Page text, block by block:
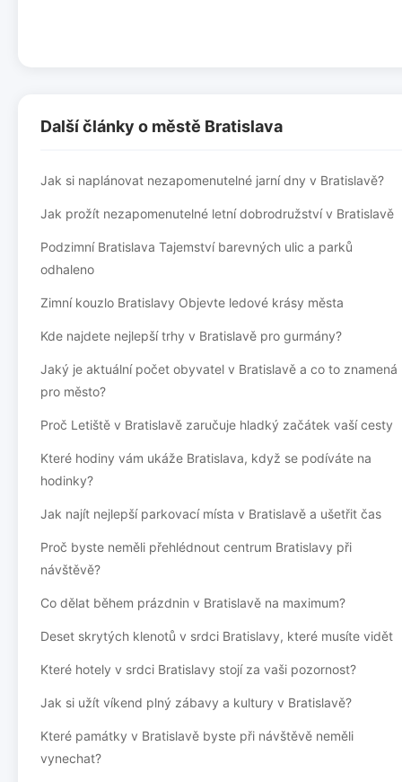
Další články o městě Bratislava
Jak si naplánovat nezapomenutelné jarní dny v Bratislavě?
Jak prožít nezapomenutelné letní dobrodružství v Bratislavě
Podzimní Bratislava Tajemství barevných ulic a parků
odhaleno
Zimní kouzlo Bratislavy Objevte ledové krásy města
Kde najdete nejlepší trhy v Bratislavě pro gurmány?
Jaký je aktuální počet obyvatel v Bratislavě a co to znamená
pro město?
Proč Letiště v Bratislavě zaručuje hladký začátek vaší cesty
Které hodiny vám ukáže Bratislava, když se podíváte na
hodinky?
Jak najít nejlepší parkovací místa v Bratislavě a ušetřit čas
Proč byste neměli přehlédnout centrum Bratislavy při
návštěvě?
Co dělat během prázdnin v Bratislavě na maximum?
Deset skrytých klenotů v srdci Bratislavy, které musíte vidět
Které hotely v srdci Bratislavy stojí za vaši pozornost?
Jak si užít víkend plný zábavy a kultury v Bratislavě?
Které památky v Bratislavě byste při návštěvě neměli
vynechat?